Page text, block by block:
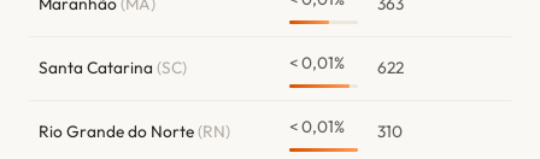
Santa Catarina (SC) < 0,01% 622
Rio Grande do Norte(RN) < 0,01% 310